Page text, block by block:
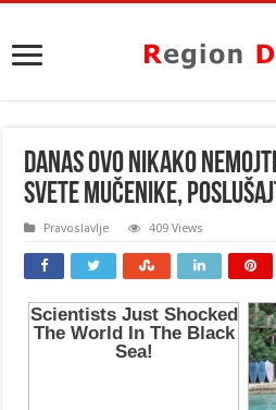
DANAS OVO NIKAKO
svete mučenike,
Pravoslavlje 409 Views